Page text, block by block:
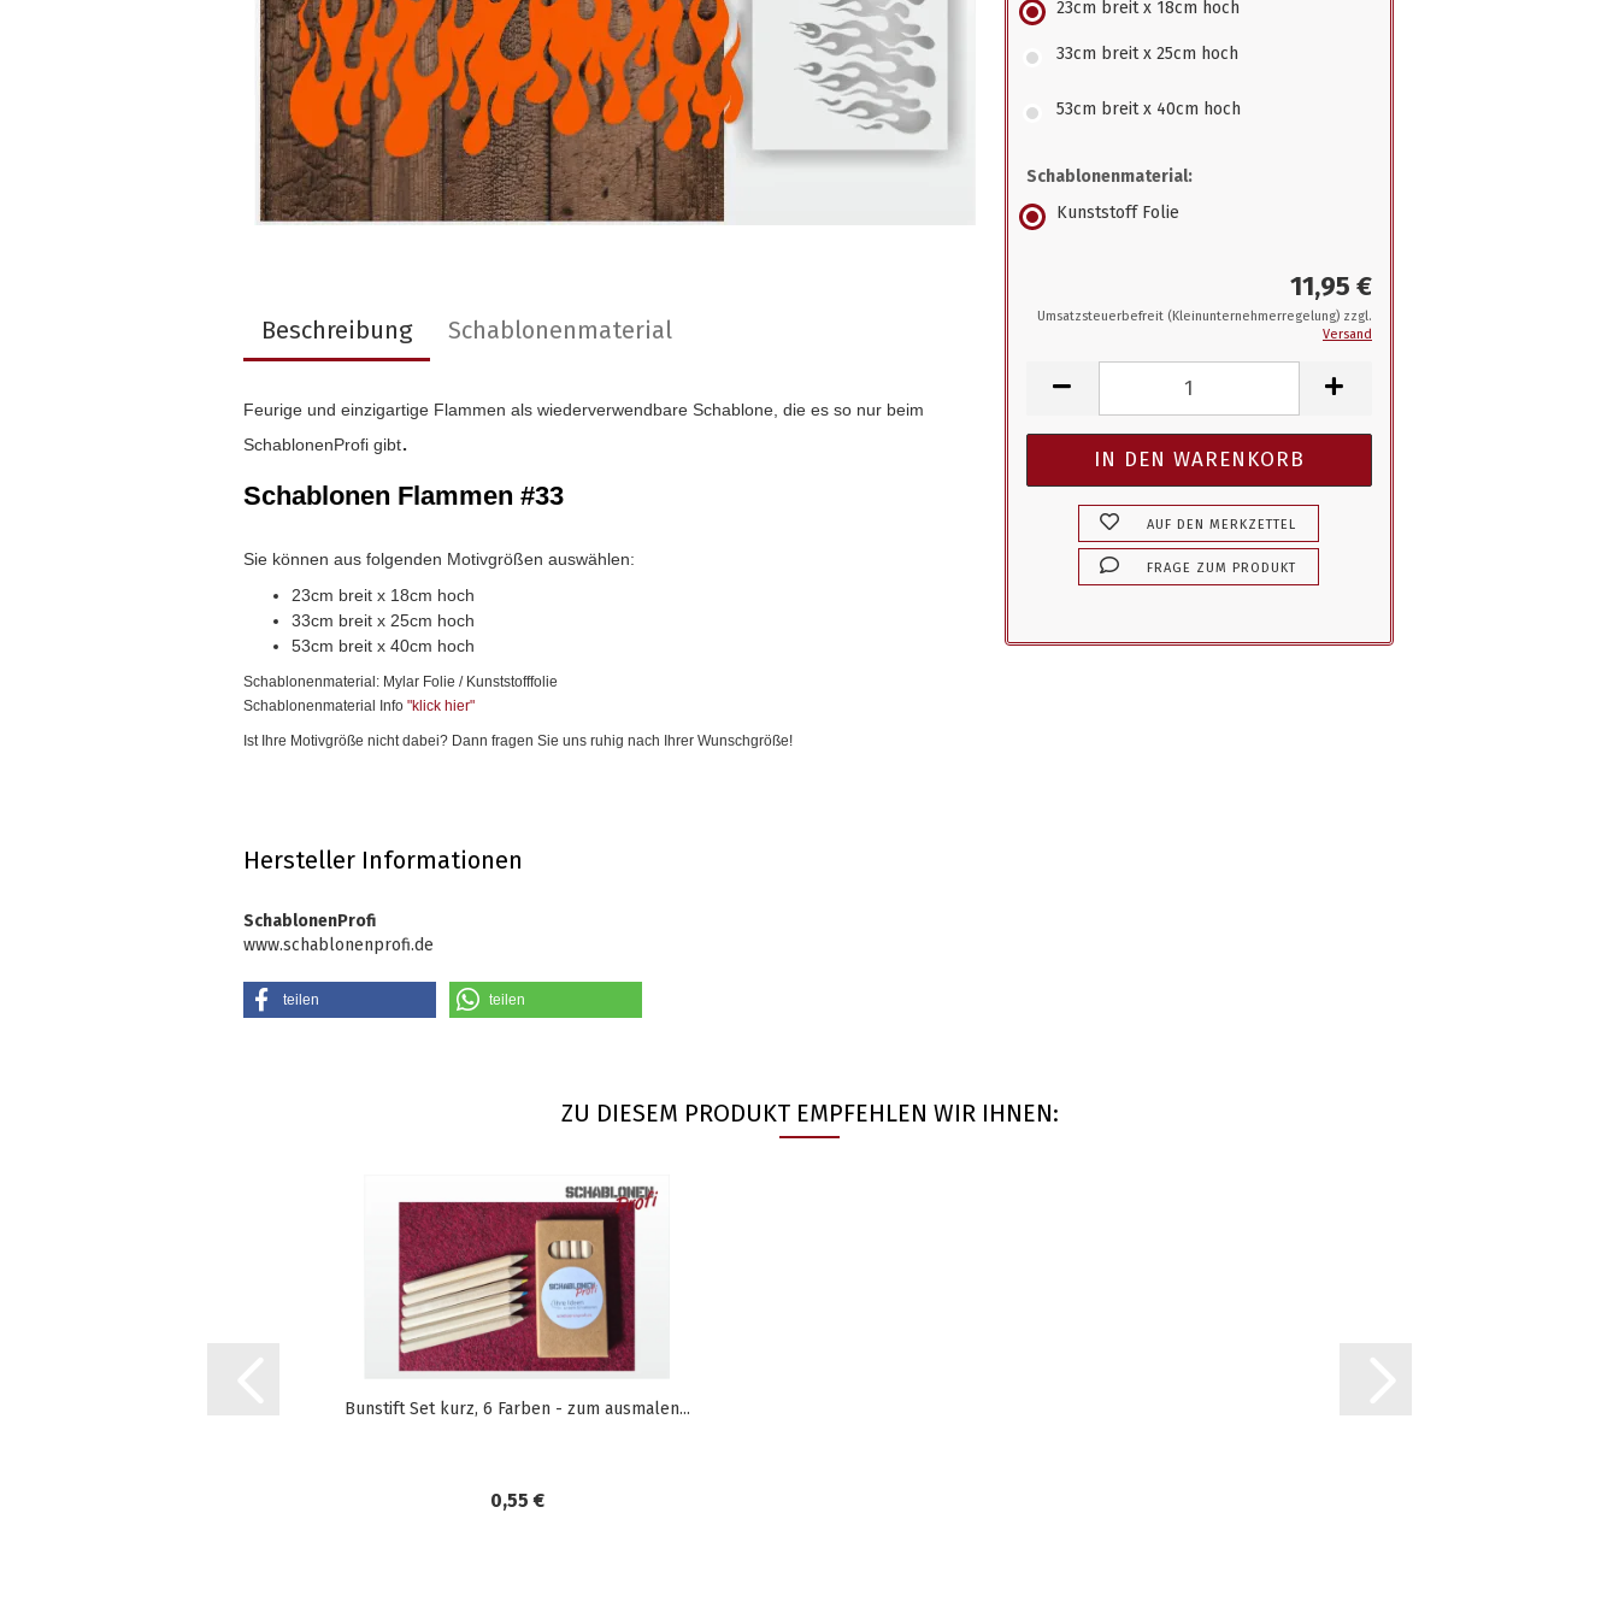
23cm breit x 18cm hoch
33cm breit x 25cm hoch
53cm breit x 40cm hoch
Schablonenmaterial:
Kunststoff Folie
11,95 €
Umsatzsteuerbefreit (Kleinunternehmerregelung) zzgl.
Versand
AUF DEN MERKZETTEL
FRAGE ZUM PRODUKT
Beschreibung Schablonenmaterial
Feurige und einzigartige Flammen als wiederverwendbare Schablone, die es so nur beim
SchablonenProfi gibt.
Schablonen Flammen #33
Sie können aus folgenden Motivgrößen auswählen:
23cm breit x 18cm hoch
33cm breit x 25cm hoch
53cm breit x 40cm hoch
Schablonenmaterial: Mylar Folie / Kunststofffolie
Schablonenmaterial Info "klick hier"
Ist Ihre Motivgröße nicht dabei? Dann fragen Sie uns ruhig nach Ihrer Wunschgröße!
Hersteller Informationen
SchablonenProfi
www.schablonenprofi.de
teilen teilen
ZU DIESEM PRODUKT EMPFEHLEN WIR IHNEN:
Bunstift Set kurz, 6 Farben - zum ausmalen...
0,55 €